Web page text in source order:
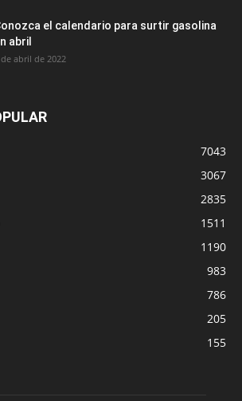
el calendario para surtir gasolina
abril
de abril de 2022
7043
3067
2835
1511
1190
983
786
205
155